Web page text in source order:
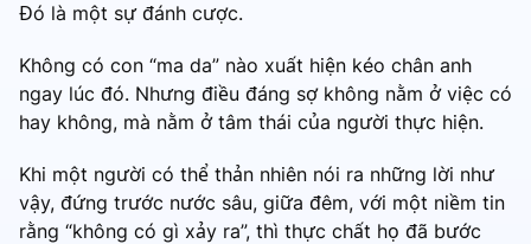
Đó là một sự đánh cược.
Không có con “ma da” nào xuất hiện kéo chân anh
ngay lúc đó. Nhưng điều đáng sợ không nằm ở việc có
hay không, mà nằm ở tâm thái của người thực hiện.
Khi một người có thể thản nhiên nói ra những lời như
vậy, đứng trước nước sâu, giữa đêm, với một niềm tin
rằng “không có gì xảy ra”, thì thực chất họ đã bước